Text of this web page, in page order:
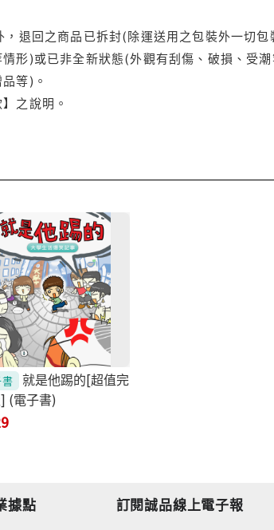
退回之商品已拆封(除運送用之包裝外一切
形)或已非全新狀態(外觀有刮傷、破損、受
等)。
之說明。
就是他踢的[超值完
(電子書)
據點 訂閱誠品線上電子報